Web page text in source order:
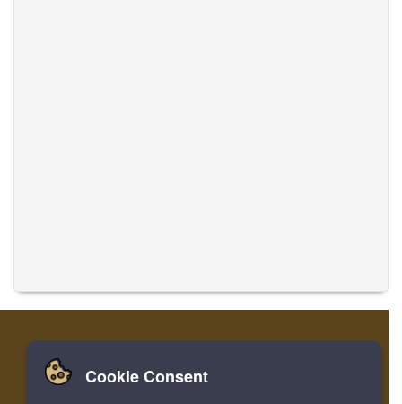
家 登录 寄存器
Cookie Consent